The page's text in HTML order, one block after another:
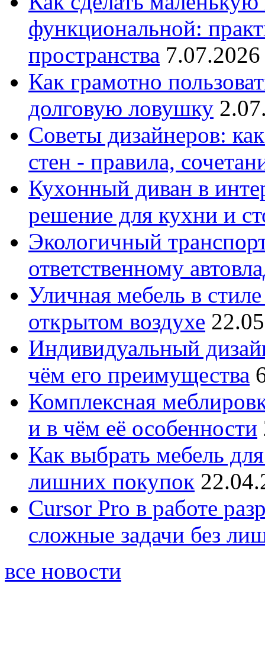
функциональной:
пространства
Как грамотно
долговую ловушку
Советы дизайнеров:
стен - правила,
Кухонный диван в
решение для кухни и
Экологичный
ответственному
Уличная мебель в
открытом воздухе
Индивидуальный
чём его преимущества
Комплексная
и в чём её особенности
Как выбрать мебель
лишних покупок
Cursor Pro в работе
сложные задачи без
все новости